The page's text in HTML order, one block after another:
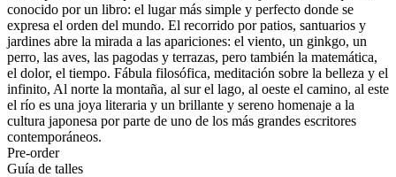
conocido por un libro: el lugar más simple y perfecto donde se
expresa el orden del mundo. El recorrido por patios, santuarios y
jardines abre la mirada a las apariciones: el viento, un ginkgo, un
perro, las aves, las pagodas y terrazas, pero también la matemática,
el dolor, el tiempo. Fábula filosófica, meditación sobre la belleza y el
infinito, Al norte la montaña, al sur el lago, al oeste el camino, al este
el río es una joya literaria y un brillante y sereno homenaje a la
cultura japonesa por parte de uno de los más grandes escritores
contemporáneos.
Pre-order
Guía de talles